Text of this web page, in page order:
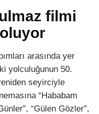
filmi
arasında yer
yolculuğunun 50.
seyirciyle
“Hababam
“Gülen Gözler”,